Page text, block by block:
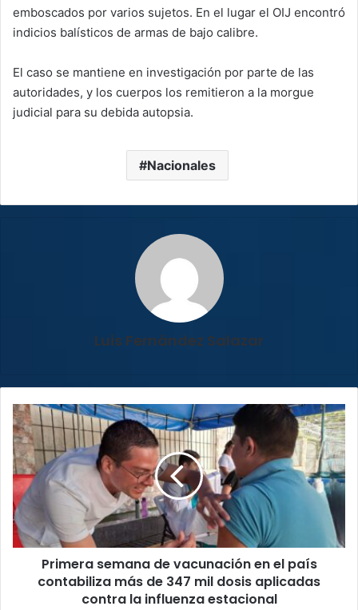
emboscados por varios sujetos. En el lugar el OIJ encontró
indicios balísticos de armas de bajo calibre.
El caso se mantiene en investigación por parte de las
autoridades, y los cuerpos los remitieron a la morgue
judicial para su debida autopsia.
Nacionales
Luis Fernández Salazar
Primera
semana
de
vacunación
en
el
país
contabiliza
más
Primera semana de vacunación en el país
contabiliza más de 347 mil dosis aplicadas
contra la influenza estacional